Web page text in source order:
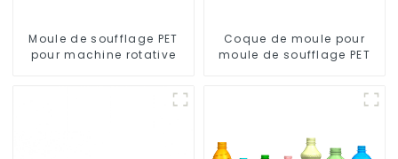
Moule de soufflage PET
pour machine rotative
Coque de moule pour
moule de soufflage PET